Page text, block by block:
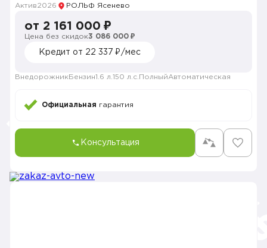
Актив2026 РОЛЬФ Ясенево
от 2 161 000 ₽
Цена без скидок3 086 000 ₽
Кредит от 22 337 ₽/мес
Внедорожник Бензин1.6 л. 150 л.с. ПолныйАвтоматическая
Официальная гарантия
Консультация